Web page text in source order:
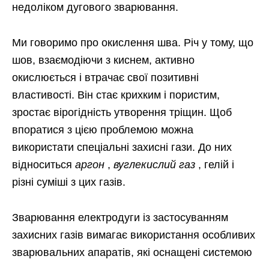
недоліком дугового зварювання.
Ми говоримо про окислення шва. Річ у тому, що
шов, взаємодіючи з киснем, активно
окислюється і втрачає свої позитивні
властивості. Він стає крихким і пористим,
зростає вірогідність утворення тріщин. Щоб
впоратися з цією проблемою можна
використати спеціальні захисні гази. До них
відноситься аргон , вуглекислий газ , гелій і
різні суміші з цих газів.
Зварювання електродуги із застосуванням
захисних газів вимагає використання особливих
зварювальних апаратів, які оснащені системою